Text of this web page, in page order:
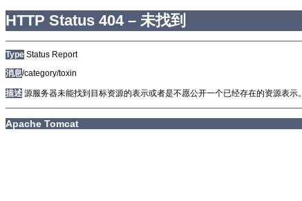
HTTP Status 404 – 未找到
Type Status Report
消息/category/toxin
描述 源服务器未能找到目标资源的表示或者是不愿公开一个已经存在的资源表示。
Apache Tomcat